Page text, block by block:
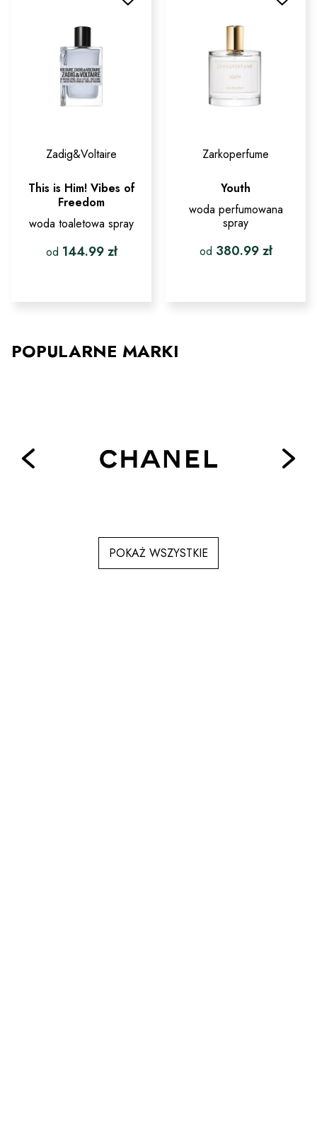
Zadig&Voltaire
This is Him! Vibes of
Freedom
woda toaletowa spray
od 144.99zł
ma
Opcje
można
Zarkoperfume
Youth
woda perfumowana
spray
od 380.99zł
ma
POPULARNE MARKI
POKAŻ WSZYSTKIE